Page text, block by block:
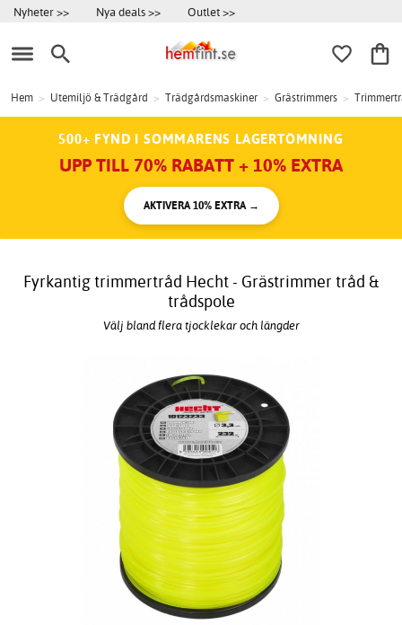
Nyheter >> Nya deals >> Outlet >>
Hem > Utemiljö & Trädgård > Trädgårdsmaskiner > Grästrimmers >
500+ FYND I SOMMARENS LAGERTÖMNING
UPP TILL 70% RABATT + 10% EXTRA
AKTIVERA 10% EXTRA →
Fyrkantig trimmertråd Hecht - Grästrimmer tråd &
trådspole
Välj bland flera tjocklekar och längder